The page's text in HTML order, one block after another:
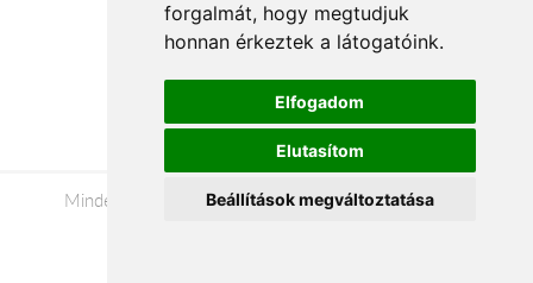
forgalmát, hogy megtudjuk
honnan érkeztek a látogatóink.
Elfogadom
Elutasítom
Beállítások megváltoztatása
Impresszum
Adatkezelési tájékoztató
Minden jog fenntartva © 2026 |+36 20 488-8362